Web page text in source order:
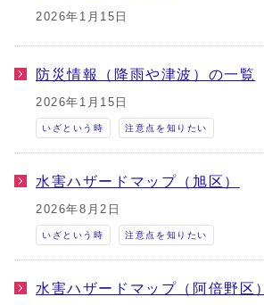
2026年1月15日
防災情報（降雨や津波）の一覧
2026年1月15日
いざという時 注意点を知りたい
水害ハザードマップ（旭区）
2026年8月2日
いざという時 注意点を知りたい
水害ハザードマップ（阿倍野区）